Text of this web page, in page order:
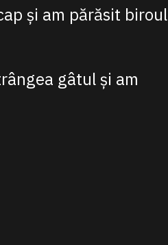
și am părăsit biroul
gâtul și am